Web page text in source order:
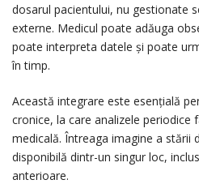
dosarul pacientului, nu gestionate
externe. Medicul poate adăuga
poate interpreta datele și poate
în timp.
Această integrare este esențială
cronice, la care analizele periodice
medicală. Întreaga imagine a stării
disponibilă dintr-un singur loc,
anterioare.